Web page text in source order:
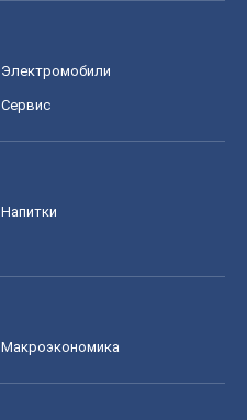
Электромобили
Сервис
Напитки
Mакроэкономика